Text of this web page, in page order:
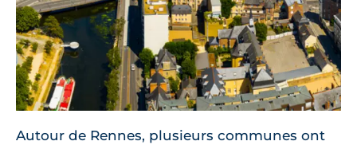
Autour de Rennes, plusieurs communes ont